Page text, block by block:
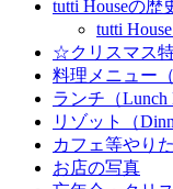
tutti Houseの歴
tutti
☆クリスマス
料理メニュー
ランチ（Lunch
リゾット（
カフェ等やり
お店の写真